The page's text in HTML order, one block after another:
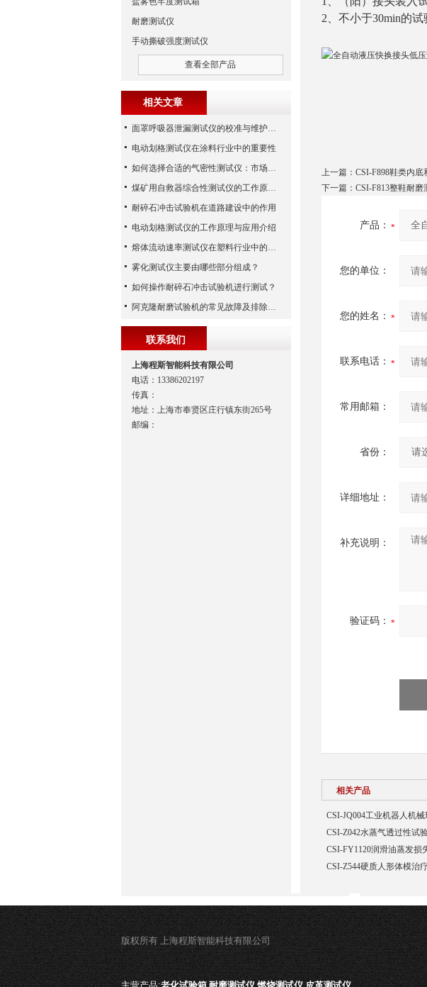
2、 不小于30min的
上一篇： CSI-F898鞋类内
下一篇： CSI-F813整鞋耐磨
产品：
您的单位：
您的姓名：
联系电话：
常用邮箱：
省份：
详细地址：
补充说明：
验证码：
相关产品
CSI-JQ004工业机器人机
CSI-Z042水蒸气透过性试
CSI-FY1120润滑油蒸发损
CSI-Z544硬质人形体模治
耐磨测试仪
手动撕破强度测试仪
查看全部产品
相关文章
面罩呼吸器泄漏测试仪的校准与维护技巧
电动划格测试仪在涂料行业中的重要性
如何选择合适的气密性测试仪：市场指南
煤矿用自救器综合性测试仪的工作原理与功能解析
耐碎石冲击试验机在道路建设中的作用
电动划格测试仪的工作原理与应用介绍
熔体流动速率测试仪在塑料行业中的应用
雾化测试仪主要由哪些部分组成？
如何操作耐碎石冲击试验机进行测试？
阿克隆耐磨试验机的常见故障及排除方法
联系我们
上海程斯智能科技有限公司
电话：13386202197
传真：
地址：上海市奉贤区庄行镇东街265号
邮编：
版权所有 上海程斯智能科技有限公司